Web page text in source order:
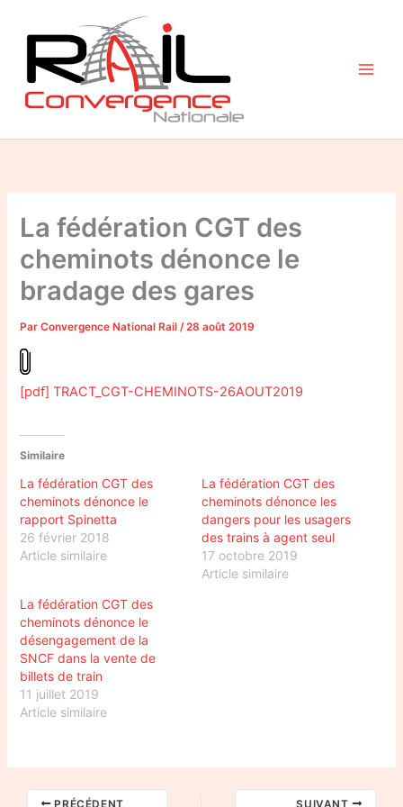
contenu
La fédération CGT des
cheminots dénonce le
bradage des gares
ParConvergence National Rail/28 août 2019
[pdf] TRACT_CGT-CHEMINOTS-26AOUT2019
Similaire
La fédération CGT des
cheminots dénonce le
rapport Spinetta
26 février 2018
Article similaire
La fédération CGT des
cheminots dénonce les
dangers pour les usagers
des trains à agent seul
17 octobre 2019
Article similaire
La fédération CGT des
cheminots dénonce le
désengagement de la
SNCF dans la vente de
billets de train
11 juillet 2019
Article similaire
PRÉCÉDENT SUIVANT